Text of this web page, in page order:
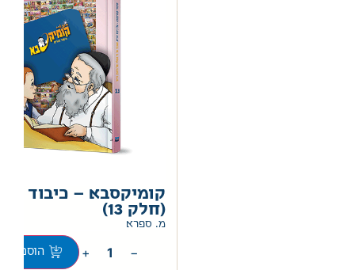
קומיקסבא – כיבוד
(חלק 13)
מ. ספרא
−
+ הוספה